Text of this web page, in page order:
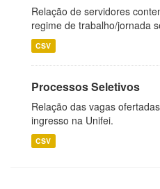
Relação de servidores
regime de trabalho/jornada
CSV
Processos Seletivos
Relação das vagas
ingresso na Unifei.
CSV